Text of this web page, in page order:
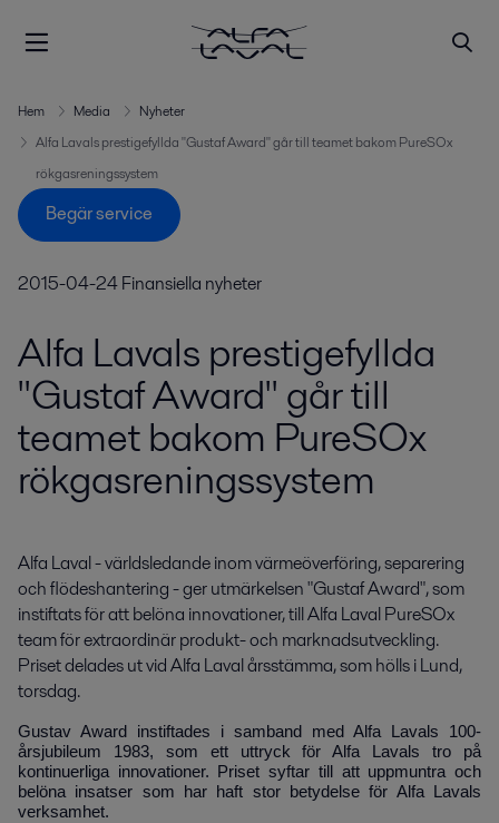
Hem Media
Nyheter
Alfa Lavals prestigefyllda "Gustaf Award" går till teamet bakom PureSOx
rökgasreningssystem
Begär service
2015-04-24Finansiella nyheter
Alfa Lavals prestigefyllda
"Gustaf Award" går till
teamet bakom PureSOx
rökgasreningssystem
Alfa Laval - världsledande inom värmeöverföring, separering
och flödeshantering - ger utmärkelsen "Gustaf Award", som
instiftats för att belöna innovationer, till Alfa Laval PureSOx
team för extraordinär produkt- och marknadsutveckling.
Priset delades ut vid Alfa Laval årsstämma, som hölls i Lund,
torsdag.
Gustav Award instiftades i samband med Alfa Lavals 100-
årsjubileum 1983, som ett uttryck för Alfa Lavals tro på
kontinuerliga innovationer. Priset syftar till att uppmuntra och
belöna insatser som har haft stor betydelse för Alfa Lavals
verksamhet.